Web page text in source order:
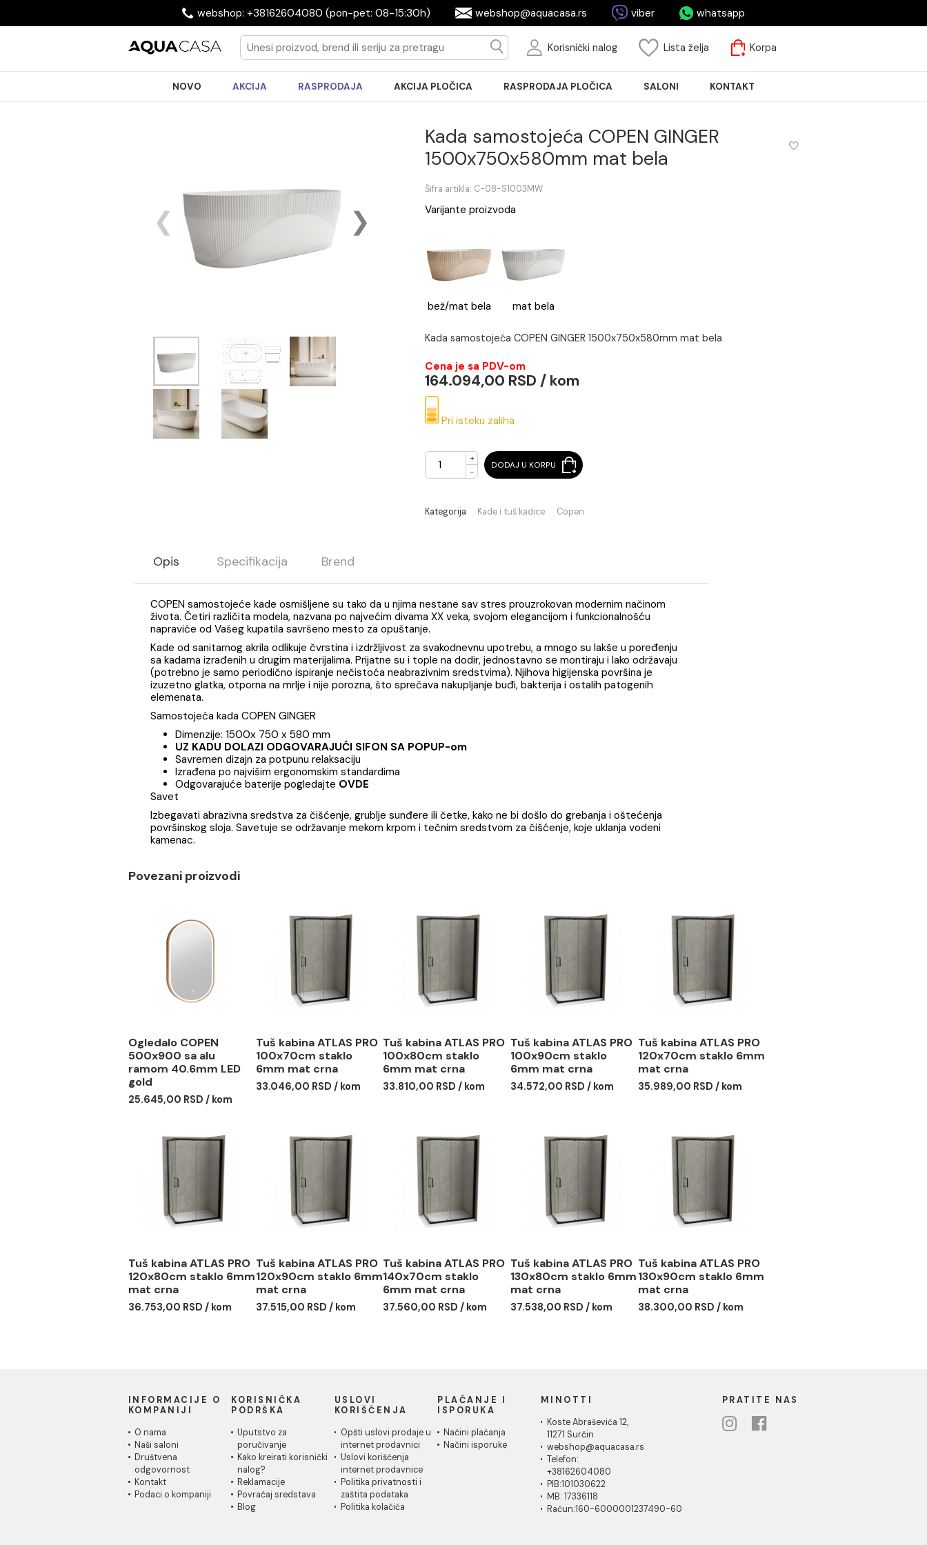
webshop: +38162604080 (pon-pet: 08-15:30h) webshop@aquacasa.rs viber
Korisnički nalog Lista želja
Kada samostojeća COPEN GINGER
Šifra artikla: C-08-S1003MW
bež/mat bela mat bela
Kada samostojeća COPEN GINGER 1500x750x580mm mat bela
164.094,00 RSD / kom
Pri isteku zaliha
+
DODAJ U KORPU
Opis Specifikacija Brend
COPEN samostojeće kade osmišljene su tako da u njima nestane sav stres prouzrokovan modernim načinom
života. Četiri različita modela, nazvana po najvećim divama XX veka, svojom elegancijom i funkcionalnošću
napraviće od Vašeg kupatila savršeno mesto za opuštanje.
Kade od sanitarnog akrila odlikuje čvrstina i izdržljivost za svakodnevnu upotrebu, a mnogo su lakše u poređenju
sa kadama izrađenih u drugim materijalima. Prijatne su i tople na dodir, jednostavno se montiraju i lako održavaju
(potrebno je samo periodično ispiranje nečistoća neabrazivnim sredstvima). Njihova higijenska površina je
izuzetno glatka, otporna na mrlje i nije porozna, što sprečava nakupljanje buđi, bakterija i ostalih patogenih
elemenata.
Samostojeća kada COPEN GINGER
Dimenzije: 1500x 750 x 580 mm
UZ KADU DOLAZI ODGOVARAJUĆI SIFON SA POPUP-om
Odgovarajuće baterije pogledajte
Savet
površinskog sloja. Savetuje se održavanje mekom krpom i tečnim sredstvom za čišćenje, koje uklanja vodeni
kamenac.
Ogledalo COPEN
500x900 sa alu
ramom 40.6mm LED
gold
25.645,00 RSD / kom
Tuš kabina ATLAS PRO
100x70cm staklo
6mm mat crna
33.046,00 RSD / kom
Tuš kabina ATLAS PRO
100x80cm staklo
6mm mat crna
33.810,00 RSD / kom
Tuš kabina ATLAS PRO
100x90cm staklo
6mm mat crna
34.572,00 RSD / kom
Tuš kabina ATLAS PRO
120x70cm staklo 6mm
mat crna
35.989,00 RSD / kom
Tuš kabina ATLAS PRO
120x80cm staklo 6mm
mat crna
36.753,00 RSD / kom
Tuš kabina ATLAS PRO
120x90cm staklo 6mm
mat crna
37.515,00 RSD / kom
Tuš kabina ATLAS PRO
140x70cm staklo
6mm mat crna
37.560,00 RSD / kom
Tuš kabina ATLAS PRO
130x80cm staklo 6mm
mat crna
37.538,00 RSD / kom
Tuš kabina ATLAS PRO
130x90cm staklo 6mm
mat crna